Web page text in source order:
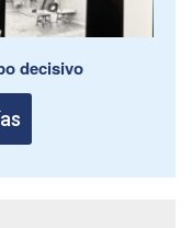
decisivo